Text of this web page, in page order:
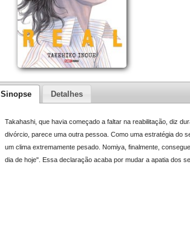
Sinopse Detalhes
Takahashi, que havia começado a faltar na reabilitação, diz
divórcio, parece uma outra pessoa. Como uma estratégia do
um clima extremamente pesado. Nomiya, finalmente,
dia de hoje". Essa declaração acaba por mudar a apatia dos